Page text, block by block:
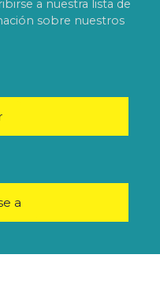
a nuestra lista de
sobre nuestros
a